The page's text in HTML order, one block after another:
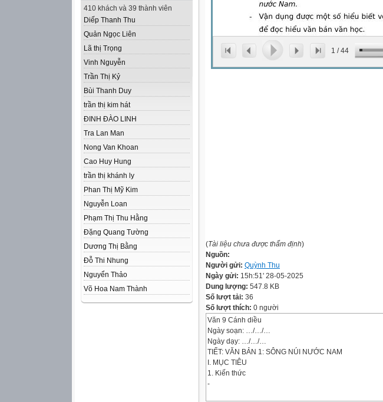
410 khách và 39 thành viên
Diếp Thanh Thu
Quản Ngọc Liên
Lã thị Trọng
Vinh Nguyễn
Trần Thị Kỷ
Bùi Thanh Duy
trần thị kim hát
ĐINH ĐÀO LINH
Tra Lan Man
Nong Van Khoan
Cao Huy Hung
trần thị khánh ly
Phan Thị Mỹ Kim
Nguyễn Loan
Phạm Thị Thu Hằng
Đặng Quang Tường
Dương Thị Bằng
Đỗ Thi Nhung
Nguyển Thảo
Võ Hoa Nam Thành
1 /44
(Tài liệu chưa được thẩm định)
Nguồn:
Người gửi: Quỳnh Thu
Ngày gửi: 15h:51' 28-05-2025
Dung lượng: 547.8 KB
Số lượt tải: 36
Số lượt thích: 0 người
Văn 9 Cánh diều
Ngày soạn: …/…/…
Ngày dạy: …/…/…
TIẾT: VĂN BẢN 1: SÔNG NÚI NƯỚC NAM
I. MỤC TIÊU
1. Kiến thức
-